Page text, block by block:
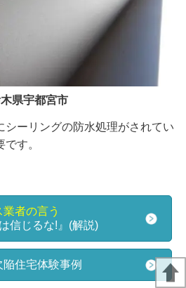
県宇都宮市
シーリングの防水処理がされてい
す。
者の言う
信じるな!』(解説)
陥住宅体験事例